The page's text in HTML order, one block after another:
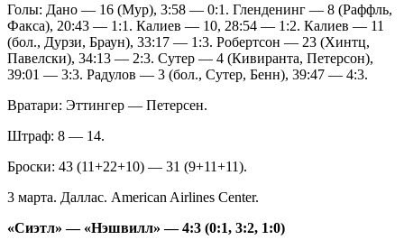
Голы: Дано — 16 (Мур), 3:58 — 0:1. Гленденинг — 8 (Раффль,
Факса), 20:43 — 1:1. Калиев — 10, 28:54 — 1:2. Калиев — 11
(бол., Дурзи, Браун), 33:17 — 1:3. Робертсон — 23 (Хинтц,
Павелски), 34:13 — 2:3. Сутер — 4 (Кивиранта, Петерсон),
39:01 — 3:3. Радулов — 3 (бол., Сутер, Бенн), 39:47 — 4:3.
Вратари: Эттингер — Петерсен.
Штраф: 8 — 14.
Броски: 43 (11+22+10) — 31 (9+11+11).
3 марта. Даллас. American Airlines Center.
«Сиэтл» — «Нэшвилл» — 4:3 (0:1, 3:2, 1:0)